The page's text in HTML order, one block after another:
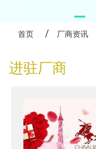
高龄生活大学研究班
首页 厂商资讯
进驻厂商